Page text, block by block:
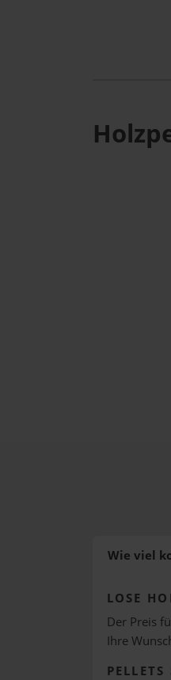
Wie viel
LOSE
Der Preis
Ihre
PELLETS